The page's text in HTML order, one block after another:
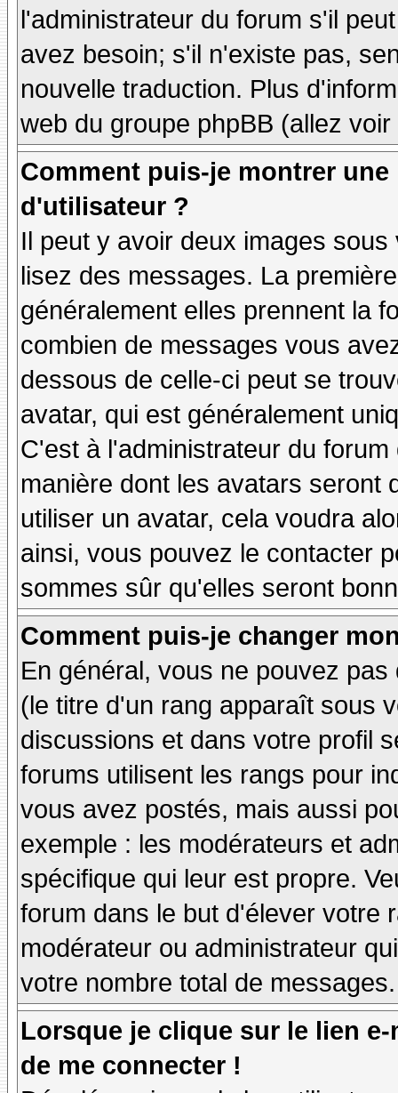
l'administrateur du forum s'il
avez besoin; s'il n'existe pas,
nouvelle traduction. Plus
web du groupe phpBB (allez
Comment puis-je montrer
d'utilisateur ?
Il peut y avoir deux images
lisez des messages. La
généralement elles prennent la
combien de messages vous
dessous de celle-ci peut se
avatar, qui est généralement
C'est à l'administrateur du
manière dont les avatars seront
utiliser un avatar, cela voudra
ainsi, vous pouvez le contacter
sommes sûr qu'elles seront
Comment puis-je changer
En général, vous ne pouvez
(le titre d'un rang apparaît sous
discussions et dans votre profil
forums utilisent les rangs pour
vous avez postés, mais aussi
exemple : les modérateurs et
spécifique qui leur est propre.
forum dans le but d'élever votre
modérateur ou administrateur
votre nombre total de messages.
Lorsque je clique sur le lien
de me connecter !